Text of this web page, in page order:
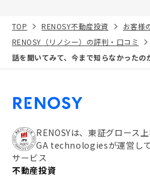
TOP RENOSY不動産投資
お客様
RENOSY（リノシー）の評判・口コミ
話を聞いてみて、今まで知らなかったの
RENOSYは、東証グロース
GA technologiesが運営して
サービス
不動産投資